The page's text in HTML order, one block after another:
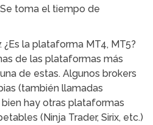
toma el tiempo de
: ¿Es la plataforma MT4, MT5?
de las plataformas más
de estas. Algunos brokers
(también llamadas
hay otras plataformas
(Ninja Trader, Sirix, etc.)